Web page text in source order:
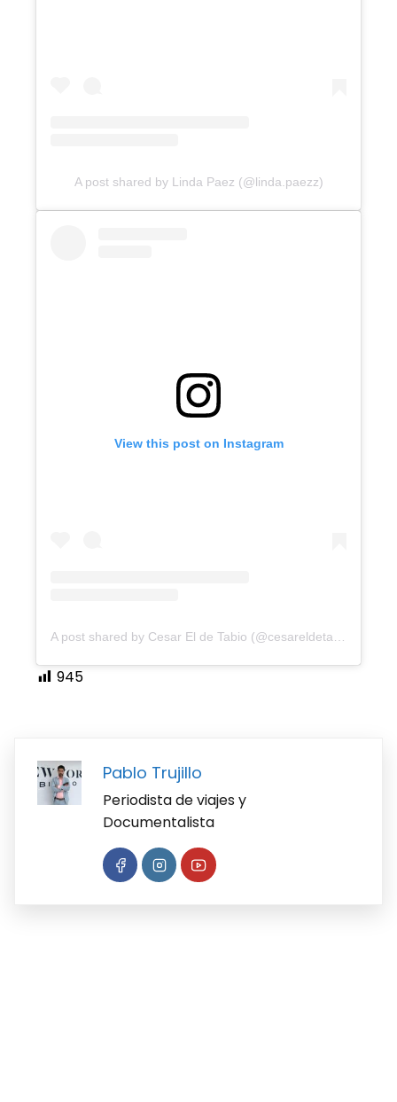
A post shared by Linda Paez (@linda.paezz)
View this post on Instagram
945
Pablo Trujillo
Periodista de viajes y
Documentalista